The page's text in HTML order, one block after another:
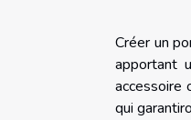
Créer un
apportant
accessoire
qui